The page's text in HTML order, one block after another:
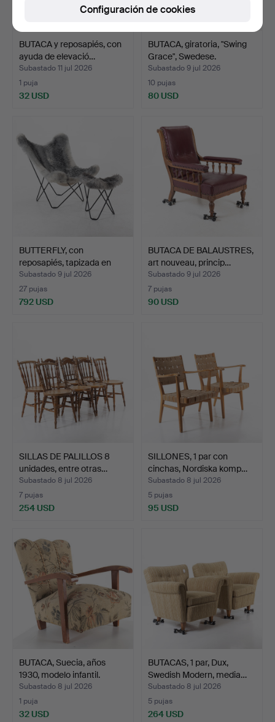
BUTACA y reposapiés, con
ayuda de elevació…
Subastado 11 jul 2026
1 puja
32 USD
BUTACA, giratoria, "Swing
Grace", Swedese.
Subastado 9 jul 2026
10 pujas
80 USD
BUTTERFLY, con
reposapiés, tapizada en
pie…
Subastado 9 jul 2026
27 pujas
792 USD
BUTACA DE BALAUSTRES,
art nouveau, princip…
Subastado 9 jul 2026
7 pujas
90 USD
SILLAS DE PALILLOS 8
unidades, entre otras…
Subastado 8 jul 2026
7 pujas
254 USD
SILLONES, 1 par con
cinchas, Nordiska komp…
Subastado 8 jul 2026
5 pujas
95 USD
BUTACA, Suecia, años
1930, modelo infantil.
Subastado 8 jul 2026
1 puja
32 USD
BUTACAS, 1 par, Dux,
Swedish Modern, media…
Subastado 8 jul 2026
5 pujas
264 USD
Configuración de cookies